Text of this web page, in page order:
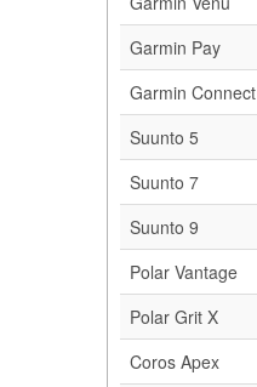
Garmin Pay
Garmin Connect
Suunto 5
Suunto 7
Suunto 9
Polar Vantage
Polar Grit X
Coros Apex